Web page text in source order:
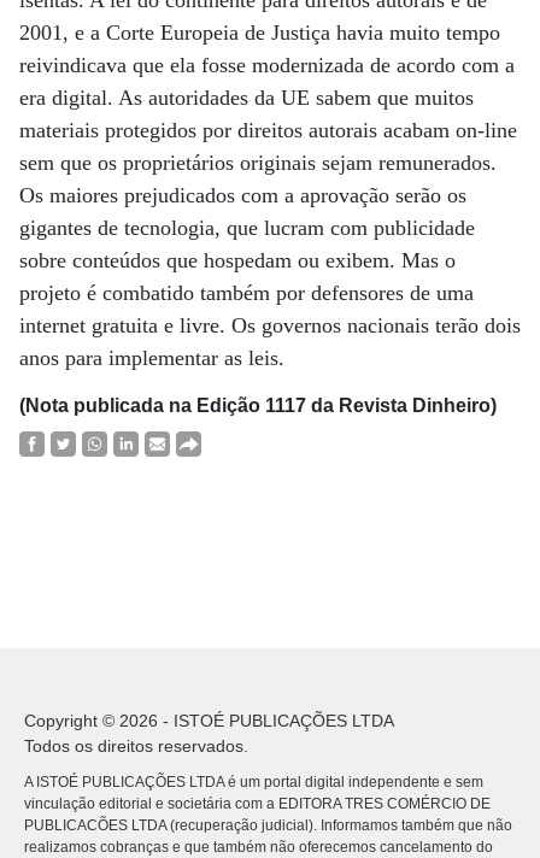
2001, e a Corte Europeia de Justiça havia muito tempo
reivindicava que ela fosse modernizada de acordo com a
era digital. As autoridades da UE sabem que muitos
materiais protegidos por direitos autorais acabam on-line
sem que os proprietários originais sejam remunerados.
Os maiores prejudicados com a aprovação serão os
gigantes de tecnologia, que lucram com publicidade
sobre conteúdos que hospedam ou exibem. Mas o
projeto é combatido também por defensores de uma
internet gratuita e livre. Os governos nacionais terão dois
anos para implementar as leis.
(Nota publicada na Edição 1117 da Revista Dinheiro)
Copyright © 2026 - ISTOÉ PUBLICAÇÕES LTDA
Todos os direitos reservados.
A ISTOÉ PUBLICAÇÕES LTDA é um portal digital independente e sem
vinculação editorial e societária com a EDITORA TRES COMÉRCIO DE
PUBLICACÕES LTDA (recuperação judicial). Informamos também que não
realizamos cobranças e que também não oferecemos cancelamento do